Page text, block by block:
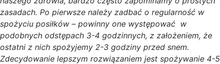
zasadach. Po pierwsze należy zadbać o regularność w
spożyciu posiłków – powinny one występować w
podobnych odstępach 3-4 godzinnych, z założeniem, że
ostatni z nich spożyjemy 2-3 godziny przed snem.
Zdecydowanie lepszym rozwiązaniem jest spożywanie 4-5